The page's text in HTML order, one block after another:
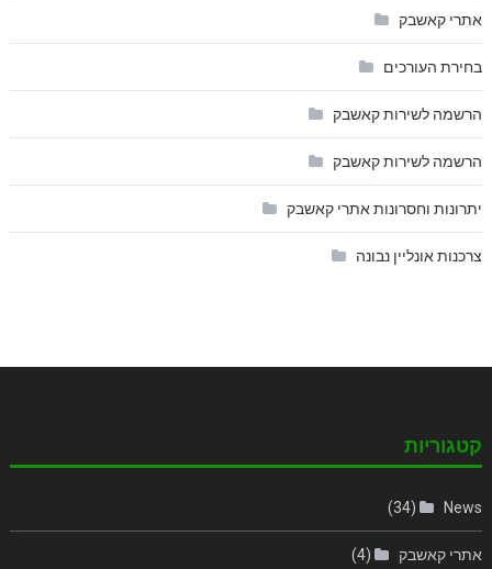
אתרי קאשבק
בחירת העורכים
הרשמה לשירות קאשבק
הרשמה לשירות קאשבק
יתרונות וחסרונות אתרי קאשבק
צרכנות אונליין נבונה
קטגוריות
News
(34)
אתרי קאשבק (4)